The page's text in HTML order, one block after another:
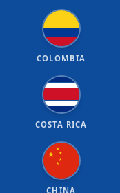
COLOMBIA
COSTA RICA
★
★
★
★
★
CHINA